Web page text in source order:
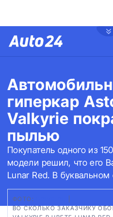
гиперкар
Valkyrie
пылью
Покупатель одного из
модели решил, что его
Lunar Red. В
ФОТО:
ВО СКОЛЬКО ЗАКАЗЧИКУ